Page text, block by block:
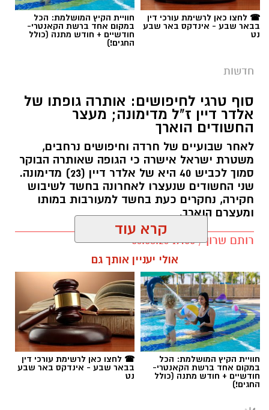
☎ לחצו כאן לרשימת עורכי דין
בבאר שבע - אינדקס באר שבע
נט
חוויית הקיץ המושלמת: הכל
במקום אחד ברשת הקאנטרי-
חודשיים + חודש מתנה (כולל
החגים!)
חדשות
סוף טרגי לחיפושים: אותרה גופתו של
אלדר דיין ז"ל מדימונה; מעצר
החשודים הוארך
לאחר שבועיים של חרדה וחיפושים נרחבים,
משטרת ישראל אישרה כי הגופה שאותרה הבוקר
סמוך לכביש 40 היא של אלדר דיין (23) מדימונה.
שני החשודים שנעצרו לאחרונה בחשד לשיבוש
חקירה, נחקרים כעת בחשד למעורבות במותו
ומעצרם הוארך.
רותם שרון / 19:00 06.08.26
תגים:אלדר דיין
קרא עוד
אולי יעניין אותך גם
חוויית הקיץ המושלמת: הכל
במקום אחד ברשת הקאנטרי-
חודשיים + חודש מתנה (כולל
החגים!)
☎ לחצו כאן לרשימת עורכי דין
בבאר שבע - אינדקס באר שבע
נט